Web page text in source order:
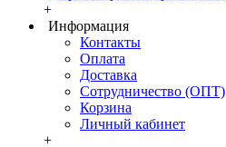
+
Информация
Контакты
Оплата
Доставка
Сотрудничество (ОПТ)
Корзина
Личный кабинет
+